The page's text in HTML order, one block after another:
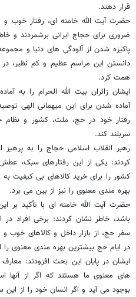
قرار دهند.
حضرت آیت الله خامنه ای، رفتار خوب و
ضروری برای حجاج ایرانی برشمردند و
پاکیزه شدن از آلودگی های دنیا و
دانستن این مراسم عظیم و کم نظیر،
همت کرد.
ایشان زائران بیت الله الحرام را به
آماده شدن برای این میهمانی الهی
رفتار خود در حج، ملت، کشور و نظام
سربلند کند.
رهبر انقلاب اسلامی حجاج را به
کردند: یکی از این رفتارهای سبک، عطش
کشور را برای خرید کالاهای بی کیفیت
بهره مندی معنوی را نیز از بین می برد.
حضرت آیت الله خامنه ای با تأکید بر
باشد، خاطر نشان کردند: برخی افراد
سفر حج، از بازار داخل و کالاهای خوب و
در ایام حج بیشترین بهره مندی معنوی
ایشان در پایان این بحث افزودند:
های معنوی ما هستند که اگر از آنها
بوجود می آید و اگر انسان خود را از